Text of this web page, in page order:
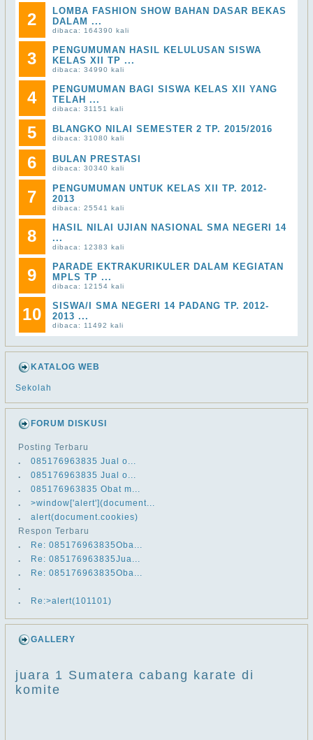
2
LOMBA FASHION SHOW BAHAN DASAR BEKAS
DALAM ...
dibaca: 164390 kali
3
PENGUMUMAN HASIL KELULUSAN SISWA
KELAS XII TP ...
dibaca: 34990 kali
4
PENGUMUMAN BAGI SISWA KELAS XII YANG
TELAH ...
dibaca: 31151 kali
5 BLANGKO NILAI SEMESTER 2 TP. 2015/2016
dibaca: 31080 kali
6 BULAN PRESTASI
dibaca: 30340 kali
7
PENGUMUMAN UNTUK KELAS XII TP. 2012-
2013
dibaca: 25541 kali
8
HASIL NILAI UJIAN NASIONAL SMA NEGERI 14
...
dibaca: 12383 kali
9
PARADE EKTRAKURIKULER DALAM KEGIATAN
MPLS TP ...
dibaca: 12154 kali
10
SISWA/I SMA NEGERI 14 PADANG TP. 2012-
2013 ...
dibaca: 11492 kali
KATALOG WEB
Sekolah
FORUM DISKUSI
Posting Terbaru
.
​​085176963835 Jual o...
.
​​085176963835 Jual o...
.
​​085176963835 Obat m...
.
>window['alert'](document...
.
alert(document.cookies)
Respon Terbaru
.
Re: ​​085176963835Oba...
.
Re: ​​085176963835Jua...
.
Re: ​​085176963835Oba...
.
.
Re:>alert(101101)
GALLERY
juara 1 Sumatera cabang karate di
komite